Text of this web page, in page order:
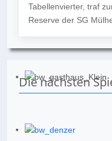
Tabellenvierter, traf
Reserve der SG
Die nächsten